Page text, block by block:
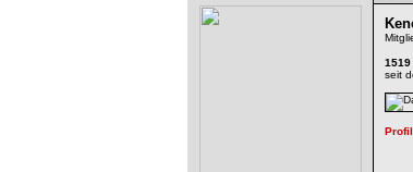
1519
seit